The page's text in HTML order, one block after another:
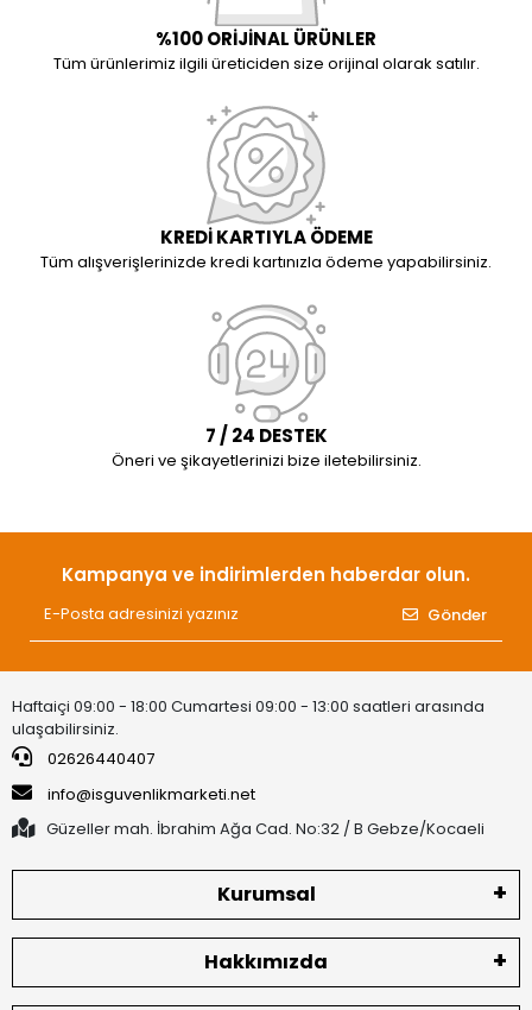
%100 ORİJİNAL ÜRÜNLER
Tüm ürünlerimiz ilgili üreticiden size orijinal olarak satılır.
KREDİ KARTIYLA ÖDEME
Tüm alışverişlerinizde kredi kartınızla ödeme yapabilirsiniz.
7 / 24 DESTEK
Öneri ve şikayetlerinizi bize iletebilirsiniz.
Kampanya ve indirimlerden haberdar olun.
Gönder
Haftaiçi 09:00 - 18:00 Cumartesi 09:00 - 13:00 saatleri arasında
ulaşabilirsiniz.
02626440407
info@isguvenlikmarketi.net
Güzeller mah. İbrahim Ağa Cad. No:32 / B Gebze/Kocaeli
Kurumsal
Hakkımızda